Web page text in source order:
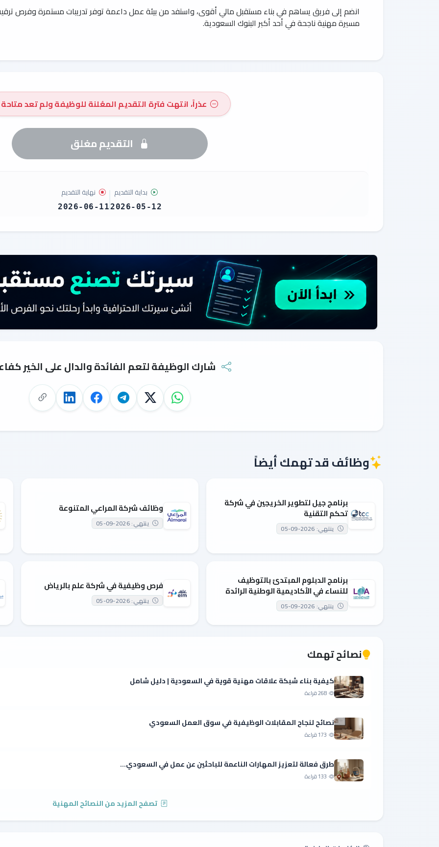
انضم إلى فريق يساهم في بناء مستقبل مالي أقوى، واستفد من بيئة عمل داعمة توفر تدريبات مستمرة وفرص
مسيرة مهنية ناجحة في أحد أكبر البنوك السعودية.
عذراً، انتهت فترة التقديم المعُلنة للوظيفة ولم تعد متاحة
التقديم مغلق
بداية التقديم
2026-05-12
نهاية التقديم
2026-06-11
شارك الوظيفة لتعم الفائدة والدال على الخير
وظائف قد تهمك أيضاً
برنامج جيل لتطوير الخريجين في شركة
تحكم التقنية
ينتهي: 2026-09-05
وظائف شركة المراعي المتنوعة
ينتهي: 2026-09-05
برنامج الدبلوم المبتدئ بالتوظيف
للنساء في الأكاديمية الوطنية الرائدة
ينتهي: 2026-09-05
فرص وظيفية في شركة علم بالرياض
ينتهي: 2026-09-05
نصائح تهمك
كيفية بناء شبكة علاقات مهنية قوية في السعودية | دليل شامل
268 قراءة
نصائح لنجاح المقابلات الوظيفية في سوق العمل السعودي
173 قراءة
طرق فعالة لتعزيز المهارات الناعمة للباحثين عن عمل في السعودي...
133 قراءة
تصفح المزيد من النصائح المهنية